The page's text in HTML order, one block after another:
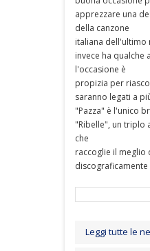
apprezzare una
della canzone
italiana dell'ultimo
invece ha qualche
l'occasione è
propizia per
saranno legati a
"Pazza" è l'unico
"Ribelle", un triplo
che
raccoglie il meglio
discograficamente
Leggi tutte le